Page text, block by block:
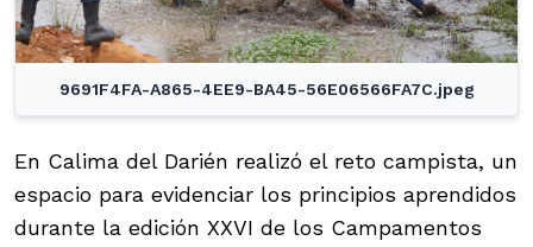
9691F4FA-A865-4EE9-BA45-56E06566FA7C.jpeg
En Calima del Darién realizó el reto campista, un
espacio para evidenciar los principios aprendidos
durante la edición XXVI de los Campamentos